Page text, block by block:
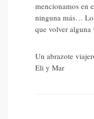
mencionamos en
ninguna más… Lo
que volver alguna
Un abrazote
Eli y Mar